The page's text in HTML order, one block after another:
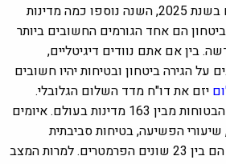
המדינות הבטוחות בעולם בשנת 2025, השנה נוספו כמה מדינות
הם אחד הגורמים החשובים ביותר
בין אם אתם נוודים דיגיטליים,
על הגירה ביטחון ובטיחות יהיו חשובים
יזם את דו"ח מדד השלום הגלובלי.
הדו"ח מדרג את המדינות הבטוחות מבין 163 מדינות בעולם. איומים
שיעורי הפשיעה, בטיחות סביבתית
פוליטית, יציבות חסכונית הם בין 23 שונים הפרמטרים. למרות המצב